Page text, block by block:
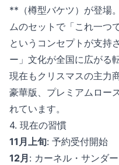
**（樽型バケツ）が登場
ムのセットで「これ一つ
というコンセプトが支持
ー」文化が全国に広がる
現在もクリスマスの主力
豪華版、プレミアムロー
れています。
4. 現在の習慣
11月上旬: 予約受付開始
12月 : カーネル・サンダ